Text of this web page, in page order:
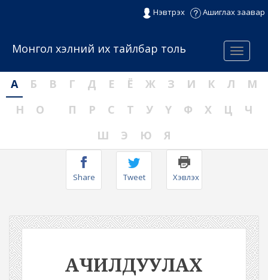
Нэвтрэх Ашиглах заавар
Menu
Монгол хэлний их тайлбар толь
А Б В Г Д Е Ё Ж З И К Л
М
Н
О П Р С Т У Ү Ф Х Ц
Ч
Ш
Э Ю Я
Share Tweet Хэвлэх
АЧИЛДУУЛАХ